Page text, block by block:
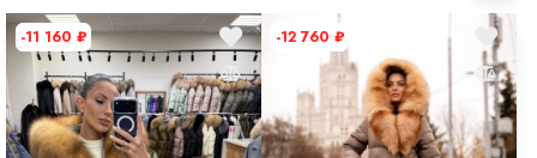
-11 160 ₽ -12 760 ₽